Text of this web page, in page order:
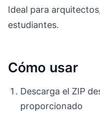
Ideal para
estudiantes.
Cómo usar
Descarga el ZIP
proporcionado